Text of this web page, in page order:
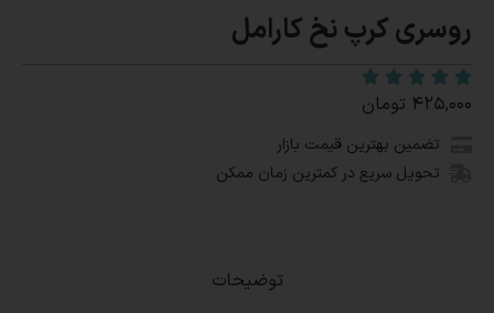
روسری کرپ نخ کارامل
۴۲۵,۰۰۰ تومان
تضمین بهترین قیمت بازار
تحویل سریع در کمترین زمان ممکن
توضیحات